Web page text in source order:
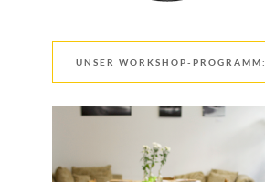
UNSER WORKSHOP-PROGRAMM: